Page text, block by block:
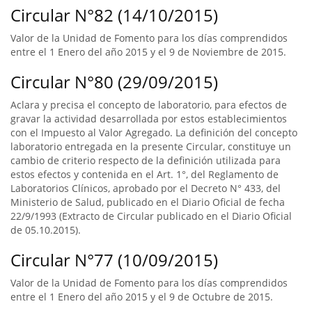
Circular N°82 (14/10/2015)
Valor de la Unidad de Fomento para los días comprendidos
entre el 1 Enero del año 2015 y el 9 de Noviembre de 2015.
Circular N°80 (29/09/2015)
Aclara y precisa el concepto de laboratorio, para efectos de
gravar la actividad desarrollada por estos establecimientos
con el Impuesto al Valor Agregado. La definición del concepto
laboratorio entregada en la presente Circular, constituye un
cambio de criterio respecto de la definición utilizada para
estos efectos y contenida en el Art. 1°, del Reglamento de
Laboratorios Clínicos, aprobado por el Decreto N° 433, del
Ministerio de Salud, publicado en el Diario Oficial de fecha
22/9/1993 (Extracto de Circular publicado en el Diario Oficial
de 05.10.2015).
Circular N°77 (10/09/2015)
Valor de la Unidad de Fomento para los días comprendidos
entre el 1 Enero del año 2015 y el 9 de Octubre de 2015.